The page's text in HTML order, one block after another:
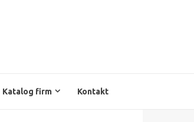
Katalog firm Kontakt